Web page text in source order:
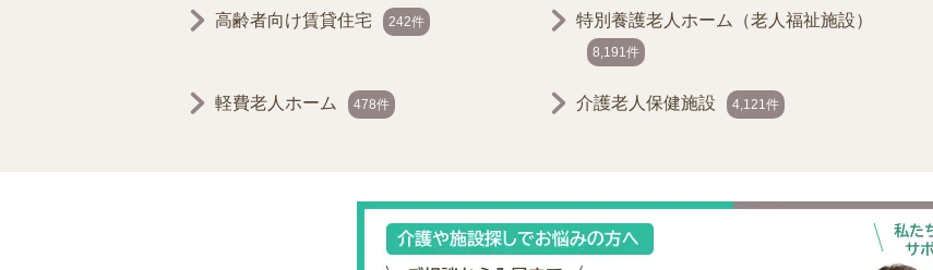
高齢者向け賃貸住宅 242件 特別養護老人ホーム（老人福祉施設）
8,191件
軽費老人ホーム 478件 介護老人保健施設 4,121件